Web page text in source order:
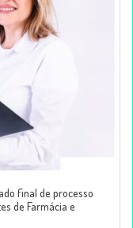
final de processo
de Farmácia e